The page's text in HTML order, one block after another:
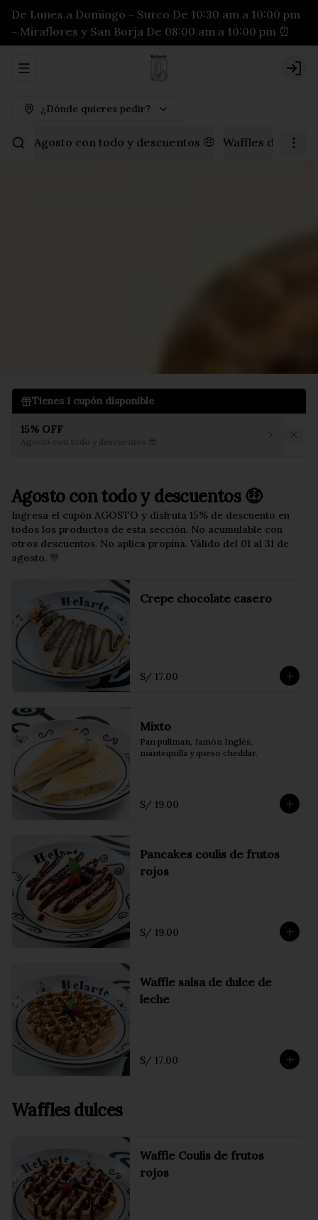
De Lunes a Domingo - Surco De 10:30 am a 10:00 pm
- Miraflores y San Borja De 08:00 am a 10:00 pm ⏰
Abrir menu de navegación
¿Dónde quieres pedir?
Agosto con todo y descuentos 🤑 Waffles dulces
Tienes 1 cupón disponible
15% OFF
Agosto con todo y descuentos 😎
Agosto con todo y descuentos 🤑
Ingresa el cupón AGOSTO y disfruta 15% de descuento en
todos los productos de esta sección. No acumulable con
otros descuentos. No aplica propina. Válido del 01 al 31 de
agosto. 🎊
Crepe chocolate casero
S/ 17.00
Mixto
Pan pullman, Jamón Inglés,
mantequilla y queso cheddar.
S/ 19.00
Pancakes coulis de frutos
rojos
S/ 19.00
Waffle salsa de dulce de
leche
S/ 17.00
Waffles dulces
Waffle Coulis de frutos
rojos